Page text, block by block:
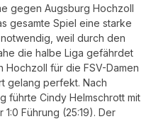
gegen Augsburg Hochzoll
gesamte Spiel eine starke
weil durch den
die halbe Liga gefährdet
Hochzoll für die FSV-Damen
gelang perfekt. Nach
führte Cindy Helmschrott mit
Führung (25:19). Der